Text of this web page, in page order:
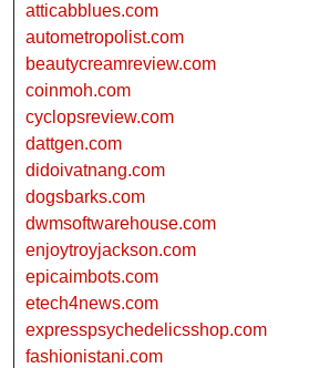
atticabblues.com
autometropolist.com
beautycreamreview.com
coinmoh.com
cyclopsreview.com
dattgen.com
didoivatnang.com
dogsbarks.com
dwmsoftwarehouse.com
enjoytroyjackson.com
epicaimbots.com
etech4news.com
expresspsychedelicsshop.com
fashionistani.com